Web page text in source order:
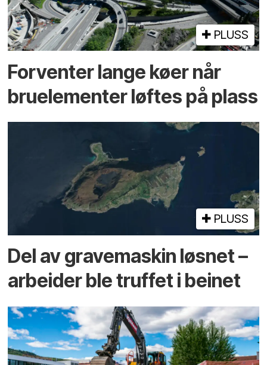
PLUSS
Forventer lange køer når
bru­elementer løftes på plass
PLUSS
Del av grave­maskin løsnet –
arbeider ble truffet i beinet